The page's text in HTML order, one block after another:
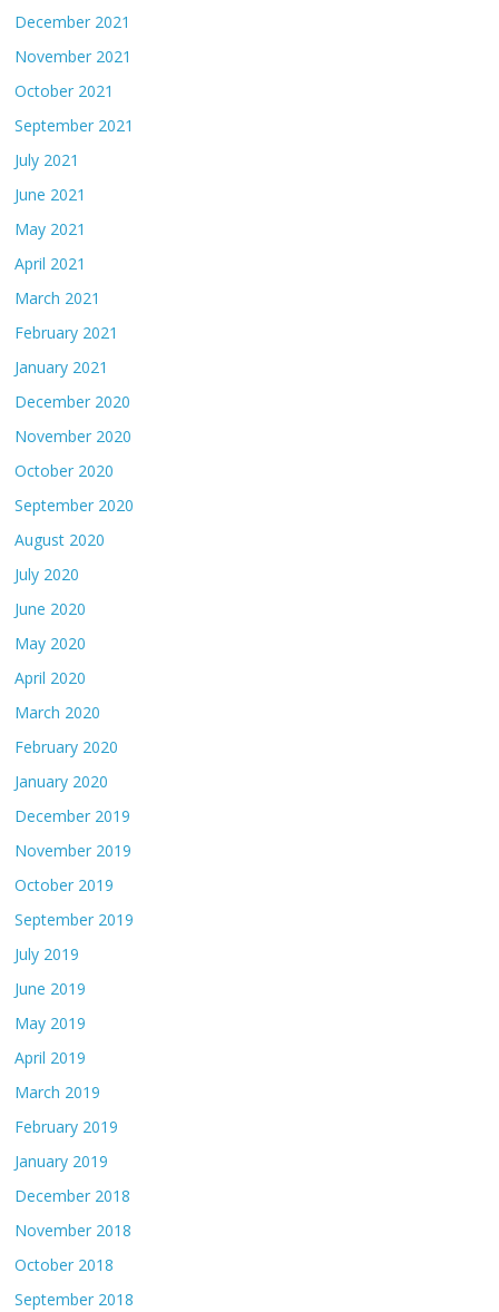
December 2021
November 2021
October 2021
September 2021
July 2021
June 2021
May 2021
April 2021
March 2021
February 2021
January 2021
December 2020
November 2020
October 2020
September 2020
August 2020
July 2020
June 2020
May 2020
April 2020
March 2020
February 2020
January 2020
December 2019
November 2019
October 2019
September 2019
July 2019
June 2019
May 2019
April 2019
March 2019
February 2019
January 2019
December 2018
November 2018
October 2018
September 2018